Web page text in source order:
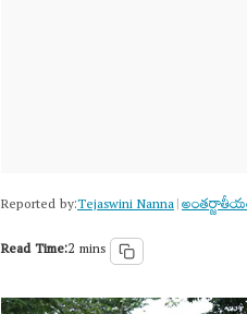
Reported by:Tejaswini Nanna|
Read Time:2 mins